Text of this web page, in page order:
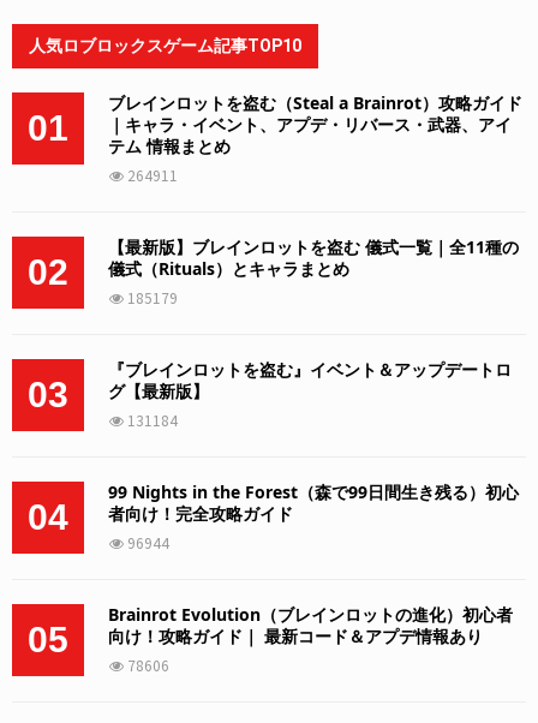
人気ロブロックスゲーム記事TOP10
01
ブレインロットを盗む（Steal a Brainrot）攻略ガイド
｜キャラ・イベント、アプデ・リバース・武器、アイ
テム 情報まとめ
264911
02
【最新版】ブレインロットを盗む 儀式一覧｜全11種の
儀式（Rituals）とキャラまとめ
185179
03
『ブレインロットを盗む』イベント＆アップデートロ
グ【最新版】
131184
04
99 Nights in the Forest（森で99日間生き残る）初心
者向け！完全攻略ガイド
96944
05
Brainrot Evolution（ブレインロットの進化）初心者
向け！攻略ガイド｜ 最新コード＆アプデ情報あり
78606